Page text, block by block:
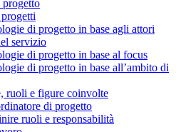
di progetto in base agli attori
servizio
di progetto in base al focus
di progetto in base all’ambito di
ruoli e figure coinvolte
di progetto
ruoli e responsabilità